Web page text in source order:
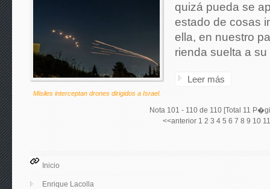
Misiles interceptan drones dirigidos a Israel.
quizá pueda se
estado de cosas
ella, en nuestro
rienda suelta a
Leer más
Nota 101 - 110 de 110 [Total 11
<<anterior 1 2 3 4 5 6 7 8 9 10
Inicio
Enrique Lacolla